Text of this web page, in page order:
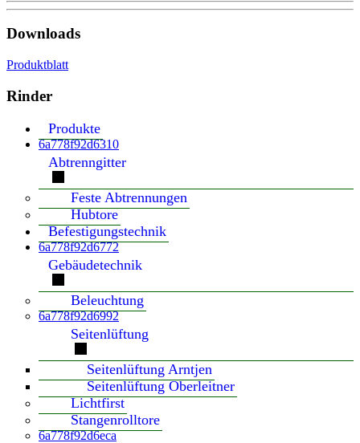
Downloads
Produktblatt
Rinder
Produkte
6a778f92d6310
Abtrenngitter
Feste Abtrennungen
Hubtore
Befestigungstechnik
6a778f92d6772
Gebäudetechnik
Beleuchtung
6a778f92d6992
Seitenlüftung
Seitenlüftung Arntjen
Seitenlüftung Oberleitner
Lichtfirst
Stangenrolltore
6a778f92d6eca